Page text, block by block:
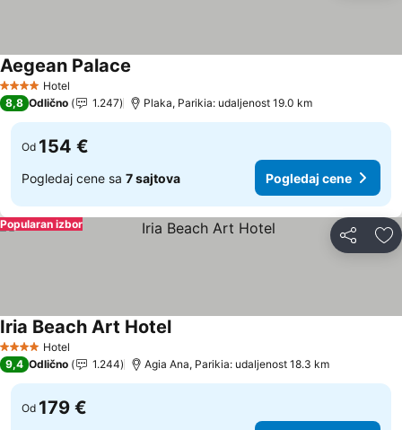
4 ZvezdiceHotel
Aegean Palace
8,8 Odlično 1.247 Plaka, Parikia: udaljenost 19.0 km
Od 154 €
Pogledaj cene sa 7 sajtova Pogledaj cene
Deli
Popularan izbor
4 ZvezdiceHotel
Iria Beach Art Hotel
9,4 Odlično 1.244 Agia Ana, Parikia: udaljenost 18.3 km
Od 179 €